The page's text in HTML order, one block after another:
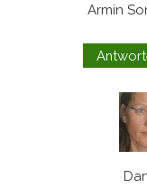
Armin